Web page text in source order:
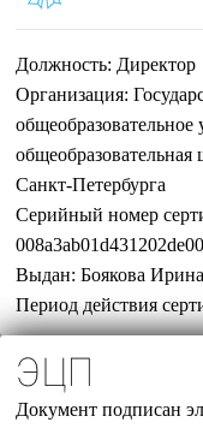
Должность: Директор
Организация:
Санкт-Петербурга
Серийный номер
Выдан: Боякова
Период действия
ЭЦП
Документ подписан